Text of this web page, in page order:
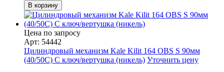
В корзину
Цена по запросу
Арт: 54442
Цилиндровый механизм Kale Kilit 164 OBS S 90мм
(40/50С) C ключ/вертушка (никель) Уточнить цену